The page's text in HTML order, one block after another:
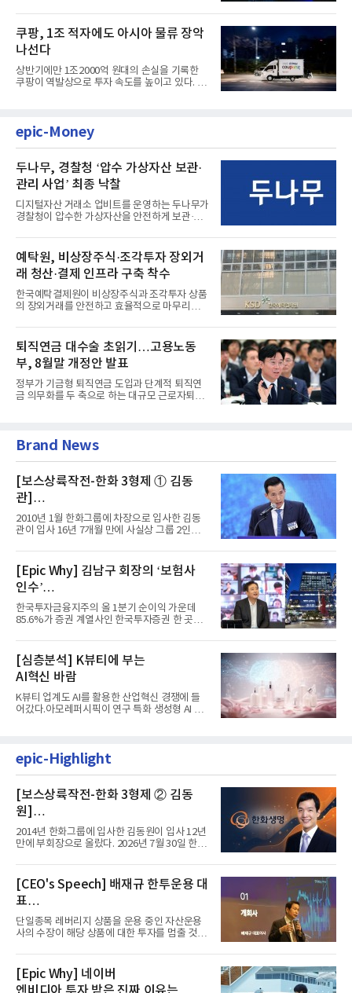
쿠팡, 1조 적자에도 아시아 물류 장악
나선다
상반기에만 1조2000억 원대의 손실을 기록한
쿠팡이 역발상으로 투자 속도를 높이고 있다. 이
epic-Money
두나무, 경찰청 ‘압수 가상자산 보관·
관리 사업’ 최종 낙찰
디지털자산 거래소 업비트를 운영하는 두나무가
경찰청이 압수한 가상자산을 안전하게 보관·관
예탁원, 비상장주식·조각투자 장외거
래 청산·결제 인프라 구축 착수
한국예탁결제원이 비상장주식과 조각투자 상품
의 장외거래를 안전하고 효율적으로 마무리하기
퇴직연금 대수술 초읽기…고용노동
부, 8월말 개정안 발표
정부가 기금형 퇴직연금 도입과 단계적 퇴직연
금 의무화를 두 축으로 하는 대규모 근로자퇴직
Brand News
[보스상륙작전-한화 3형제 ① 김동
관]
입사 16년 만에 수석부회장 … 경영승
계 ‘초읽기’
2010년 1월 한화그룹에 차장으로 입사한 김동
관이 입사 16년 7개월 만에 사실상 그룹 2인자
[Epic Why] 김남구 회장의 ‘보험사
인수’
발걸음이 신중해진 배경은?
한국투자금융지주의 올 1분기 순이익 가운데
85.6%가 증권 계열사인 한국투자증권 한 곳에
[심층분석] K뷰티에 부는
AI혁신 바람
K뷰티 업계도 AI를 활용한 산업혁신 경쟁에 들
어갔다.아모레퍼시픽이 연구 특화 생성형 AI 플
epic-Highlight
[보스상륙작전-한화 3형제 ② 김동
원]
입사 12년 만에 금융계열 수장 등극
2014년 한화그룹에 입사한 김동원이 입사 12년
만에 부회장으로 올랐다. 2026년 7월 30일 한화
[CEO's Speech] 배재규 한투운용 대
표
“개별종목 레버리지 투자 지금이라도
멈춰라”
단일종목 레버리지 상품을 운용 중인 자산운용
사의 수장이 해당 상품에 대한 투자를 멈출 것을
[Epic Why] 네이버